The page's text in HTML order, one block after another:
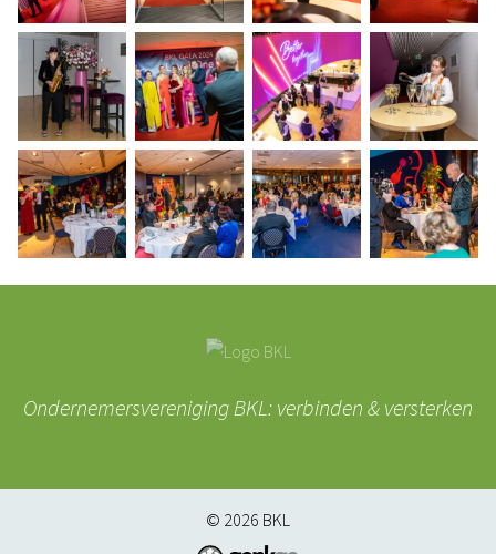
Ondernemersvereniging BKL: verbinden & versterken
© 2026 BKL